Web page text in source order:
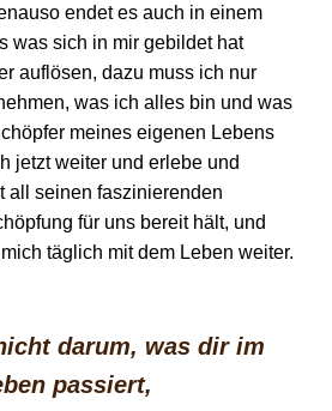
endet es auch in einem
was sich in mir gebildet hat
auflösen, dazu muss ich nur
was ich alles bin und was
meines eigenen Lebens
jetzt weiter und erlebe und
all seinen faszinierenden
für uns bereit hält, und
täglich mit dem Leben weiter.
darum, was dir im
passiert,